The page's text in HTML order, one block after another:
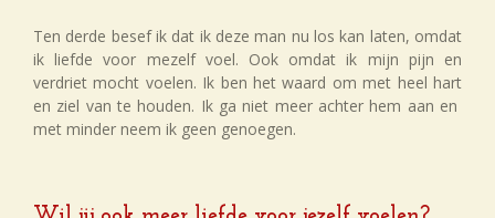
Ten derde besef ik dat ik deze man nu los kan laten, omdat
ik liefde voor mezelf voel. Ook omdat ik mijn pijn en
verdriet mocht voelen. Ik ben het waard om met heel hart
en ziel van te houden. Ik ga niet meer achter hem aan en
met minder neem ik geen genoegen.